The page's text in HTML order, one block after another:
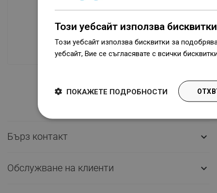
Наличие на стоки
Нашите продукти ви чакат в модерен
склад.Винаги готов за изпращане!
Бърз контакт 
Обслужване на клиенти 
Този уебсайт използва бисквитки
Този уебсайт използва бисквитки за
уебсайт, Вие се съгласявате с всички
ПОКАЖЕТЕ ПОДРОБНОСТИ